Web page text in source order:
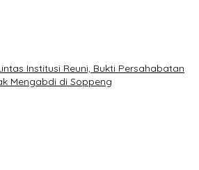
Institusi Reuni, Bukti Persahabatan
Mengabdi di Soppeng